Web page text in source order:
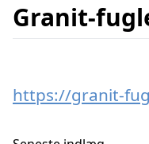
Granit-
https://granit-